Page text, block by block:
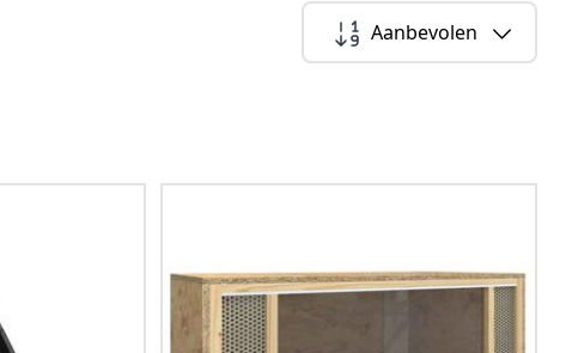
Aanbevolen